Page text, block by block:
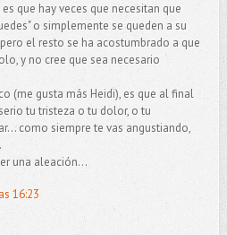
que hay veces que necesitan que
o simplemente se queden a su
el resto se ha acostumbrado a que
y no cree que sea necesario
(me gusta más Heidi), es que al final
tu tristeza o tu dolor, o tu
como siempre te vas angustiando,
una aleación...
16:23